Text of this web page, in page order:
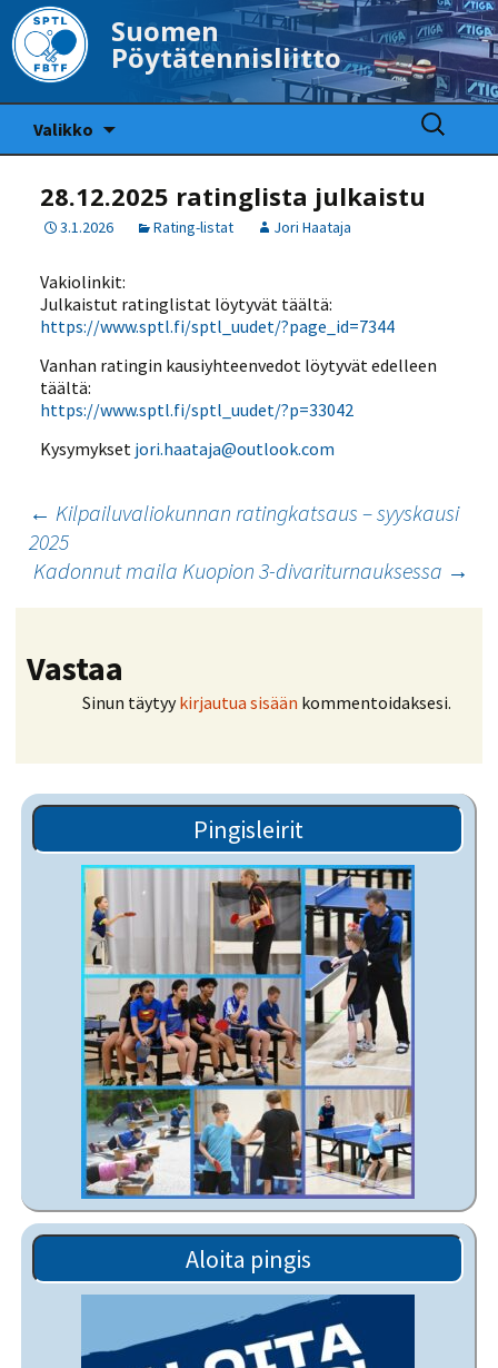
Suomen
Pöytätennisliitto
Valikko
Haku:
28.12.2025 ratinglista julkaistu
3.1.2026 Rating-listat Jori Haataja
Vakiolinkit:
Julkaistut ratinglistat löytyvät täältä:
https://www.sptl.fi/sptl_uudet/?page_id=7344
Vanhan ratingin kausiyhteenvedot löytyvät edelleen
täältä:
https://www.sptl.fi/sptl_uudet/?p=33042
Kysymykset jori.haataja@outlook.com
Artikkelien
selaus
← Kilpailuvaliokunnan ratingkatsaus – syyskausi
2025
Kadonnut maila Kuopion 3-divariturnauksessa →
Vastaa
Sinun täytyykirjautua sisään kommentoidaksesi.
Pingisleirit
Aloita pingis